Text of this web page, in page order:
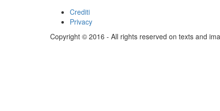
Footer
menu
Crediti
Privacy
Copyright © 2016 - All rights reserved on texts and